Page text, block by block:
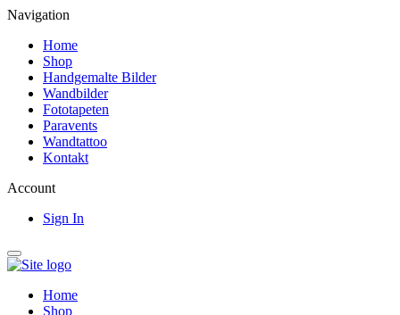
Navigation
Home
Shop
Handgemalte Bilder
Wandbilder
Fototapeten
Paravents
Wandtattoo
Kontakt
Account
Sign In
Home
Shop